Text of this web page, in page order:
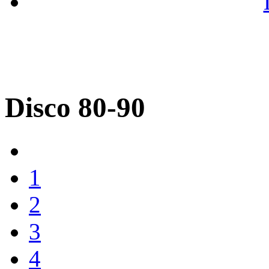
Disco 80-90
1
2
3
4